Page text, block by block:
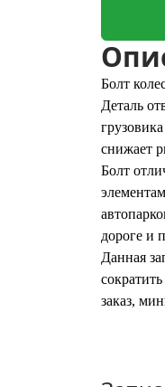
Болт
Деталь
снижает
Болт
дороге и
Данная
заказ,